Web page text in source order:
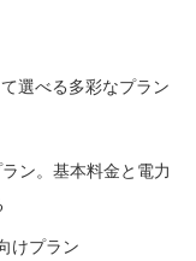
選べる多彩なプラン
ン。基本料金と電力
けプラン